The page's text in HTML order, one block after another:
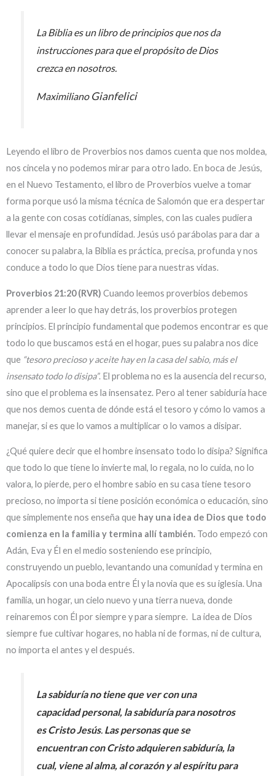
La Biblia es un libro de principios que nos da
instrucciones para que el propósito de Dios
crezca en nosotros.
Maximiliano Gianfelici
Leyendo el libro de Proverbios nos damos cuenta que nos moldea,
nos cincela y no podemos mirar para otro lado. En boca de Jesús,
en el Nuevo Testamento, el libro de Proverbios vuelve a tomar
forma porque usó la misma técnica de Salomón que era despertar
a la gente con cosas cotidianas, simples, con las cuales pudiera
llevar el mensaje en profundidad. Jesús usó parábolas para dar a
conocer su palabra, la Biblia es práctica, precisa, profunda y nos
conduce a todo lo que Dios tiene para nuestras vidas.
Proverbios 21:20 (RVR) Cuando leemos proverbios debemos
aprender a leer lo que hay detrás, los proverbios protegen
principios. El principio fundamental que podemos encontrar es que
todo lo que buscamos está en el hogar, pues su palabra nos dice
que “tesoro precioso y aceite hay en la casa del sabio, más el
insensato todo lo disipa”. El problema no es la ausencia del recurso,
sino que el problema es la insensatez. Pero al tener sabiduría hace
que nos demos cuenta de dónde está el tesoro y cómo lo vamos a
manejar, si es que lo vamos a multiplicar o lo vamos a disipar.
¿Qué quiere decir que el hombre insensato todo lo disipa? Significa
que todo lo que tiene lo invierte mal, lo regala, no lo cuida, no lo
valora, lo pierde, pero el hombre sabio en su casa tiene tesoro
precioso, no importa si tiene posición económica o educación, sino
que simplemente nos enseña que hay una idea de Dios que todo
comienza en la familia y termina allí también. Todo empezó con
Adán, Eva y Él en el medio sosteniendo ese principio,
construyendo un pueblo, levantando una comunidad y termina en
Apocalipsis con una boda entre Él y la novia que es su iglesia. Una
familia, un hogar, un cielo nuevo y una tierra nueva, donde
reinaremos con Él por siempre y para siempre. La idea de Dios
siempre fue cultivar hogares, no habla ni de formas, ni de cultura,
no importa el antes y el después.
La sabiduría no tiene que ver con una
capacidad personal, la sabiduría para nosotros
es Cristo Jesús. Las personas que se
encuentran con Cristo adquieren sabiduría, la
cual, viene al alma, al corazón y al espíritu para